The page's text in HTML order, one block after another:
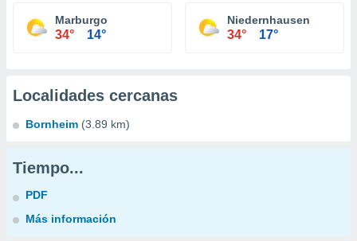
Marburgo
34° 14°
Niedernhausen
34° 17°
Localidades cercanas
Bornheim (3.89 km)
Tiempo...
PDF
Más información